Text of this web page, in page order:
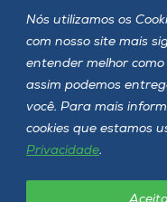
Nós utilizamos os
com nosso site mais
entender melhor
assim podemos
você. Para mais
cookies que estamos
Privacidade.
Siga a Unoesc